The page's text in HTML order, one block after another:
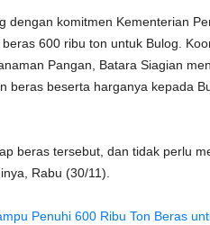
dengan komitmen Kementerian
600 ribu ton untuk Bulog.
Pangan, Batara Siagian
beras beserta harganya kepada
beras tersebut, dan tidak perlu
Rabu (30/11).
Penuhi 600 Ribu Ton Beras